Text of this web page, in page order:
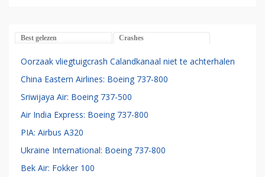
Best gelezen Crashes
Oorzaak vliegtuigcrash Calandkanaal niet te achterhalen
China Eastern Airlines: Boeing 737-800
Sriwijaya Air: Boeing 737-500
Air India Express: Boeing 737-800
PIA: Airbus A320
Ukraine International: Boeing 737-800
Bek Air: Fokker 100